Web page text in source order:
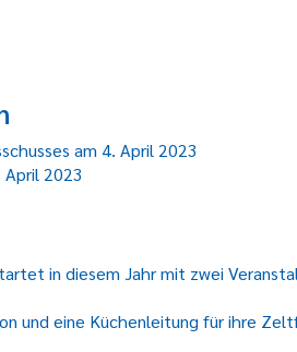
am 4. April 2023
2023
in diesem Jahr mit zwei
und eine Küchenleitung für ihre